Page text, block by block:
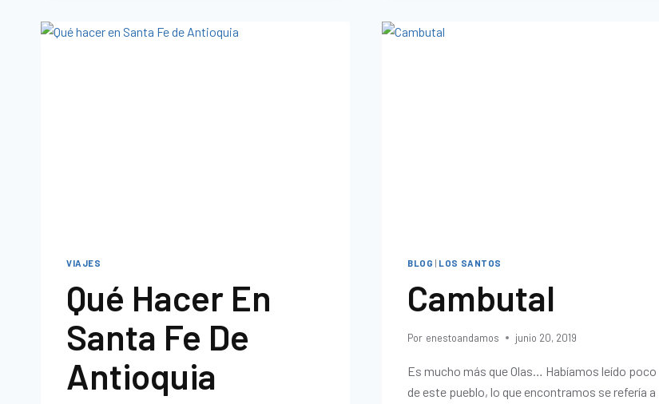
VIAJES
Qué Hacer En
Santa Fe De
Antioquia
BLOG | LOS SANTOS
Cambutal
Por enestoandamos junio 20, 2019
Es mucho más que Olas… Habíamos leído poco
de este pueblo, lo que encontramos se refería a